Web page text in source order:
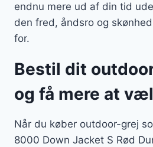
endnu mere ud af din tid
den fred, åndsro og
for.
Bestil dit
og få mere at
Når du køber outdoor-grej
8000 Down Jacket S Rød